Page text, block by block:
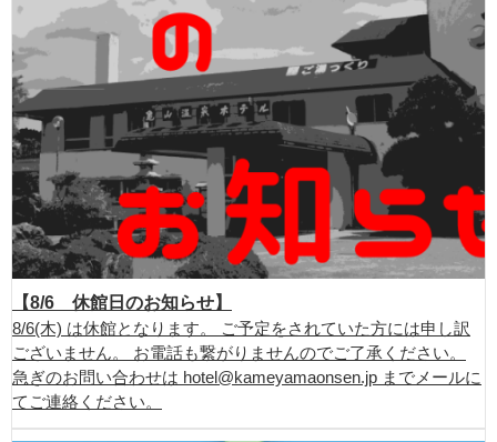
【8/6 休館日のお知らせ】
8/6(木) は休館となります。 ご予定をされていた方には申し訳
ございません。 お電話も繋がりませんのでご了承ください。
急ぎのお問い合わせは hotel@kameyamaonsen.jp までメールに
てご連絡ください。